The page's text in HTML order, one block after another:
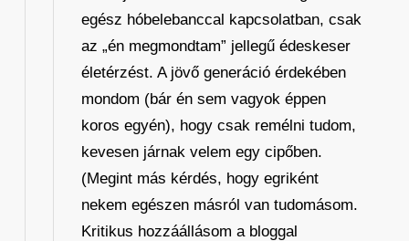
egész hóbelebanccal kapcsolatban, csak
az „én megmondtam” jellegű édeskeser
életérzést. A jövő generáció érdekében
mondom (bár én sem vagyok éppen
koros egyén), hogy csak remélni tudom,
kevesen járnak velem egy cipőben.
(Megint más kérdés, hogy egriként
nekem egészen másról van tudomásom.
Kritikus hozzáállásom a bloggal